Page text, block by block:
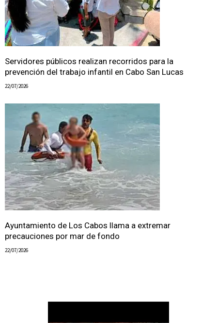
Servidores públicos realizan recorridos para la
prevención del trabajo infantil en Cabo San Lucas
22/07/2026
Ayuntamiento de Los Cabos llama a extremar
precauciones por mar de fondo
22/07/2026